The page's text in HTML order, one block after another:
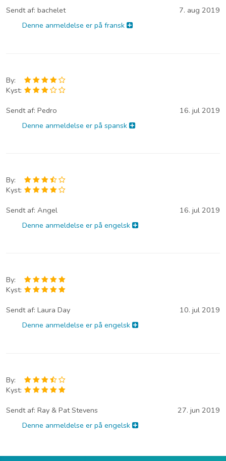
Sendt af: bachelet
7. aug 2019
Denne anmeldelse er på fransk
By:
Kyst:
Sendt af: Pedro
16. jul 2019
Denne anmeldelse er på spansk
By:
Kyst:
Sendt af: Angel
16. jul 2019
Denne anmeldelse er på engelsk
By:
Kyst:
Sendt af: Laura Day
10. jul 2019
Denne anmeldelse er på engelsk
By:
Kyst:
Sendt af: Ray & Pat Stevens
27. jun 2019
Denne anmeldelse er på engelsk